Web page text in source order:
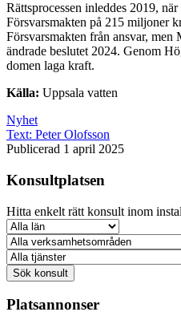
Rättsprocessen inleddes 2019,
Försvarsmakten på 215 miljoner
Försvarsmakten från ansvar,
ändrade beslutet 2024. Genom
domen laga kraft.
Källa: Uppsala vatten
Nyhet
Text: Peter Olofsson
Publicerad 1 april 2025
Konsultplatsen
Hitta enkelt rätt konsult inom
Platsannonser